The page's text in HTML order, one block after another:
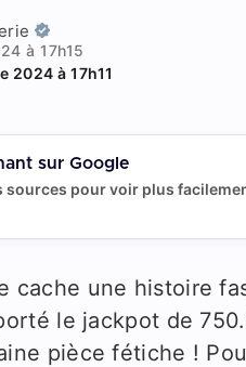
à 17h15
2024 à 17h11
sur Google
sources pour voir plus
cache une histoire
le jackpot de
pièce fétiche !